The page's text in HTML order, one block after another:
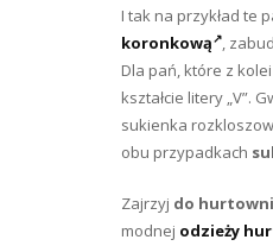
I tak na przykład te
koronkową ,
Dla pań, które z
kształcie litery „V”.
sukienka
obu przypadkach
Zajrzyj do hurtowni
modnej odzieży